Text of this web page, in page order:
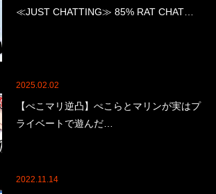
≪JUST CHATTING≫ 85% RAT CHAT…
2025.02.02
【ぺこマリ逆凸】ぺこらとマリンが実はプ
ライベートで遊んだ…
2022.11.14